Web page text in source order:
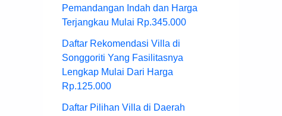
Pemandangan Indah dan Harga
Terjangkau Mulai Rp.345.000
Daftar Rekomendasi Villa di
Songgoriti Yang Fasilitasnya
Lengkap Mulai Dari Harga
Rp.125.000
Daftar Pilihan Villa di Daerah